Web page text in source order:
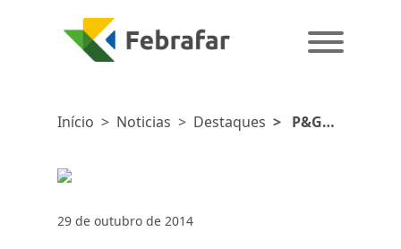
Início > Noticias > Destaques > P&G
29 de outubro de 2014